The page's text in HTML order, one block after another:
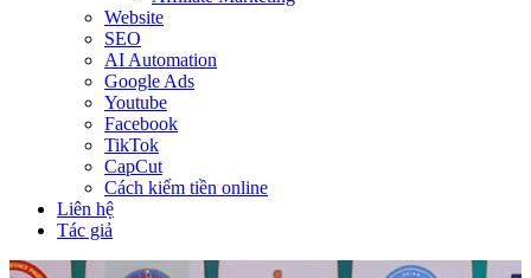
Website
SEO
AI Automation
Google Ads
Youtube
Facebook
TikTok
CapCut
Cách kiếm tiền online
Liên hệ
Tác giả